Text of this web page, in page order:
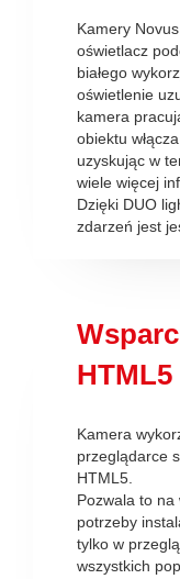
Kamery
oświetlacz
białego
oświetlenie
kamera
obiektu
uzyskując w
wiele więcej
Dzięki DUO
zdarzeń jest
HTML5
Kamera
przeglądarce
HTML5.
Pozwala to
potrzeby
tylko w
wszystkich